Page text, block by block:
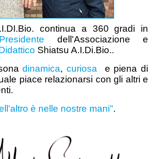
continua a 360 gradi in
Presidente dell'Associazione e
Shiatsu A.I.Di.Bio..
dinamica, curiosa
e piena di
piace relazionarsi con gli altri e
è nelle nostre mani".